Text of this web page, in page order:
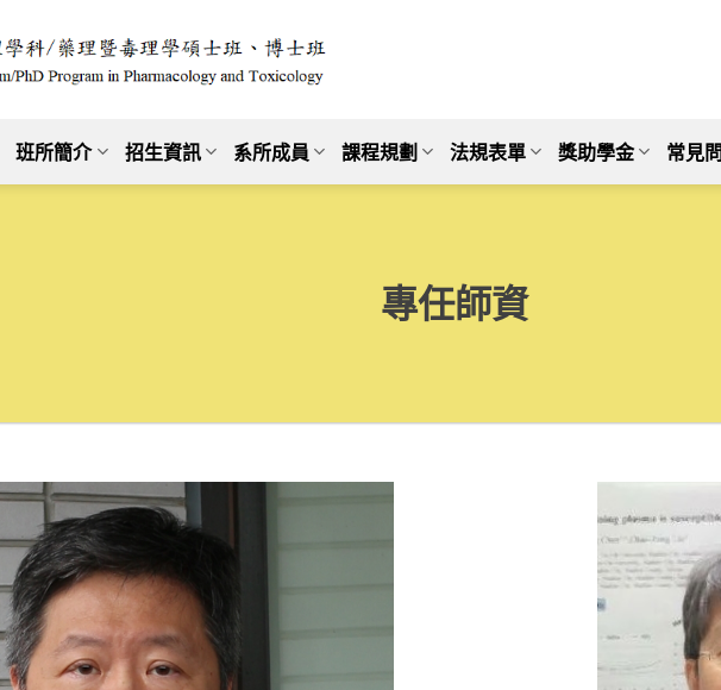
班所簡介 招生資訊 系所成員 課程規劃 法規表單 獎助學金 常見
專任師資